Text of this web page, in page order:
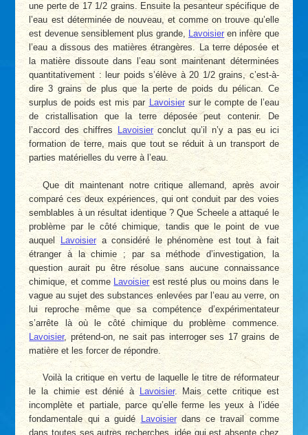
une perte de 17 1/2 grains. Ensuite la pesanteur spécifique de
l’eau est déterminée de nouveau, et comme on trouve qu’elle
est devenue sensiblement plus grande, Lavoisier en infère que
l’eau a dissous des matières étrangères. La terre déposée et
la matière dissoute dans l’eau sont maintenant déterminées
quantitativement : leur poids s’élève à 20 1/2 grains, c’est-à-
dire 3 grains de plus que la perte de poids du pélican. Ce
surplus de poids est mis parLavoisiersur le compte de l’eau
de cristallisation que la terre déposée peut contenir. De
l’accord des chiffres Lavoisierconclut qu’il n’y a pas eu ici
formation de terre, mais que tout se réduit à un transport de
parties matérielles du verre à l’eau.
Que dit maintenant notre critique allemand, après avoir
comparé ces deux expériences, qui ont conduit par des voies
semblables à un résultat identique ? Que Scheele a attaqué le
problème par le côté chimique, tandis que le point de vue
auquel Lavoisiera considéré le phénomène est tout à fait
étranger à la chimie ; par sa méthode d’investigation, la
question aurait pu être résolue sans aucune connaissance
chimique, et comme
Lavoisierest resté plus ou moins dans le
vague au sujet des substances enlevées par l’eau au verre, on
lui reproche même que sa compétence d’expérimentateur
s’arrête là où le côté chimique du problème commence.
Lavoisier, prétend-on, ne sait pas interroger ses 17 grains de
matière et les forcer de répondre.
Voilà la critique en vertu de laquelle le titre de réformateur
le la chimie est dénié à Lavoisier. Mais cette critique est
incomplète et partiale, parce qu’elle ferme les yeux à l’idée
fondamentale qui a guidéLavoisierdans ce travail comme
dans toutes ses autres recherches, idée qui est absente chez